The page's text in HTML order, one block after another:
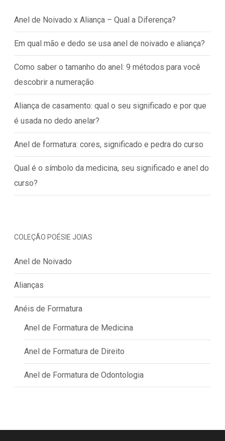
Anel de Noivado x Aliança – Qual a Diferença?
Em qual mão e dedo se usa anel de noivado e aliança?
Como saber o tamanho do anel: 9 métodos para você
descobrir a numeração
Aliança de casamento: qual o seu significado e por que
é usada no dedo anelar?
Anel de formatura: cores, significado e pedra do curso
Qual é o símbolo da medicina, seu significado e anel do
curso?
COLEÇÃO POÉSIE JOIAS
Anel de Noivado
Alianças
Anéis de Formatura
Anel de Formatura de Medicina
Anel de Formatura de Direito
Anel de Formatura de Odontologia